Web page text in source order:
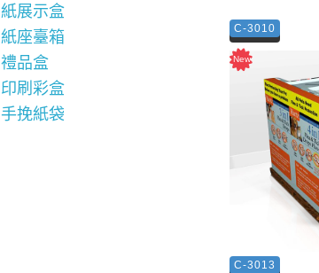
紙展示盒
紙座臺箱
禮品盒
印刷彩盒
手挽紙袋
C-3010
C-3013